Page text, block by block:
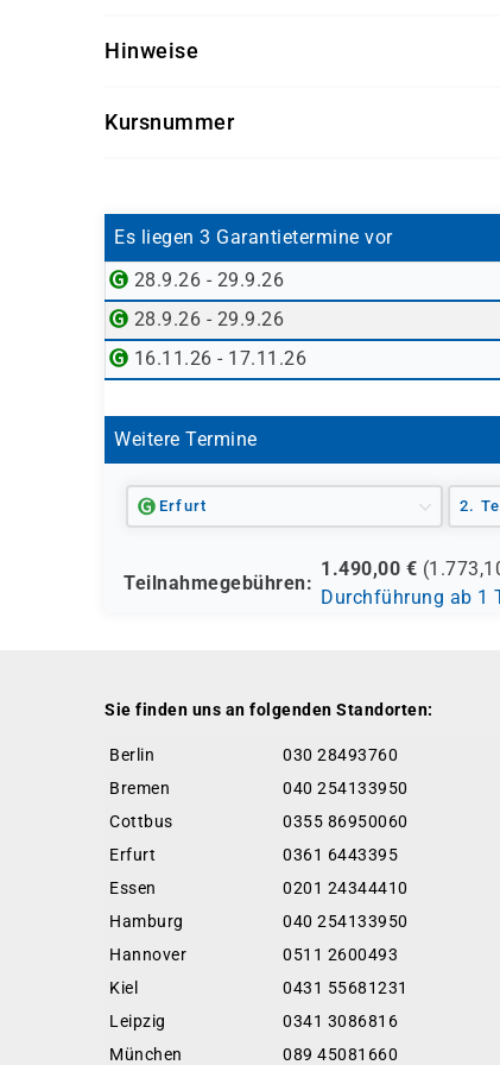
Hinweise
Kursnummer
Es liegen 3 Garantietermine vor
28.9.26 - 29.9.26
28.9.26 - 29.9.26
16.11.26 - 17.11.26
Weitere Termine
Erfurt 2.
Teilnahmegebühren:
1.490,00 € (
Durchführung ab 1
Sie finden uns an folgenden Standorten:
Berlin
030 28493760
Bremen
040 254133950
Cottbus
0355 86950060
Erfurt
0361 6443395
Essen
0201 24344410
Hamburg
040 254133950
Hannover
0511 2600493
Kiel
0431 55681231
Leipzig
0341 3086816
München
089 45081660